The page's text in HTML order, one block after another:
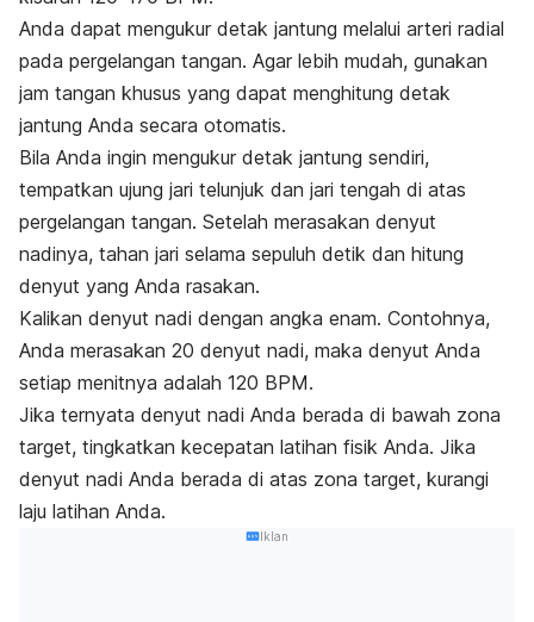
Anda dapat mengukur detak jantung melalui arteri radial
pada pergelangan tangan. Agar lebih mudah, gunakan
jam tangan khusus yang dapat menghitung detak
jantung Anda secara otomatis.
Bila Anda ingin mengukur detak jantung sendiri,
tempatkan ujung jari telunjuk dan jari tengah di atas
pergelangan tangan. Setelah merasakan denyut
nadinya, tahan jari selama sepuluh detik dan hitung
denyut yang Anda rasakan.
Kalikan denyut nadi dengan angka enam. Contohnya,
Anda merasakan 20 denyut nadi, maka denyut Anda
setiap menitnya adalah 120 BPM.
Jika ternyata denyut nadi Anda berada di bawah zona
target, tingkatkan kecepatan latihan fisik Anda. Jika
denyut nadi Anda berada di atas zona target, kurangi
laju latihan Anda.
Iklan